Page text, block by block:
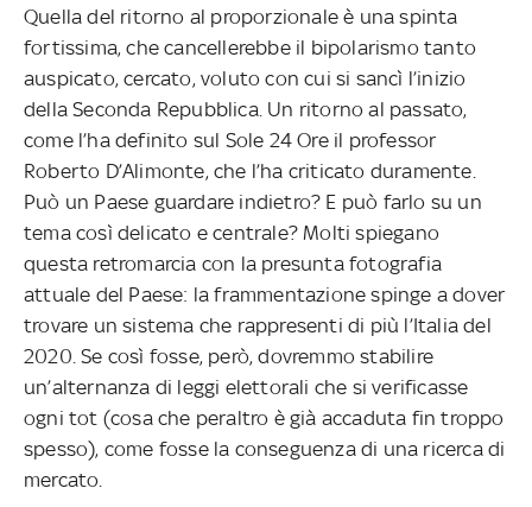
Quella del ritorno al proporzionale è una spinta
fortissima, che cancellerebbe il bipolarismo tanto
auspicato, cercato, voluto con cui si sancì l’inizio
della Seconda Repubblica. Un ritorno al passato,
come l’ha definito sul Sole 24 Ore il professor
Roberto D’Alimonte, che l’ha criticato duramente.
Può un Paese guardare indietro? E può farlo su un
tema così delicato e centrale? Molti spiegano
questa retromarcia con la presunta fotografia
attuale del Paese: la frammentazione spinge a dover
trovare un sistema che rappresenti di più l’Italia del
2020. Se così fosse, però, dovremmo stabilire
un’alternanza di leggi elettorali che si verificasse
ogni tot (cosa che peraltro è già accaduta fin troppo
spesso), come fosse la conseguenza di una ricerca di
mercato.